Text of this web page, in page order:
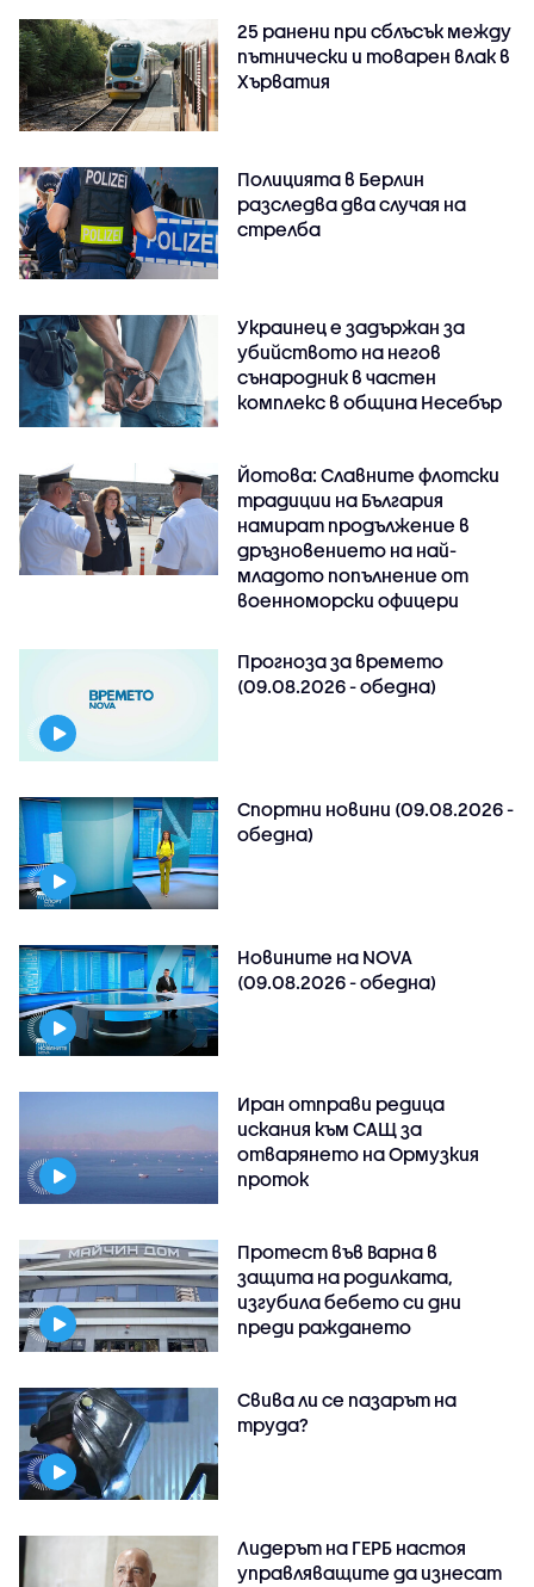
25 ранени при сблъсък между
пътнически и товарен влак в
Хърватия
Полицията в Берлин
разследва два случая на
стрелба
Украинец е задържан за
убийството на негов
сънародник в частен
комплекс в община Несебър
Йотова: Славните флотски
традиции на България
намират продължение в
дръзновението на най-
младото попълнение от
военноморски офицери
Прогноза за времето
(09.08.2026 - обедна)
Спортни новини (09.08.2026 -
обедна)
Новините на NOVA
(09.08.2026 - обедна)
Иран отправи редица
искания към САЩ за
отварянето на Ормузкия
проток
Протест във Варна в
защита на родилката,
изгубила бебето си дни
преди раждането
Свива ли се пазарът на
труда?
Лидерът на ГЕРБ настоя
управляващите да изнесат